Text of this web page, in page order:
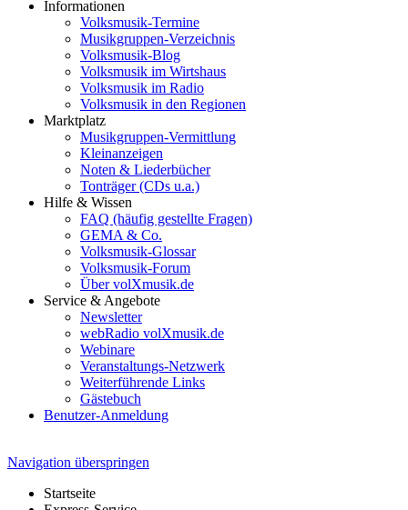
Informationen
Volksmusik-Termine
Musikgruppen-Verzeichnis
Volksmusik-Blog
Volksmusik im Wirtshaus
Volksmusik im Radio
Volksmusik in den Regionen
Marktplatz
Musikgruppen-Vermittlung
Kleinanzeigen
Noten & Liederbücher
Tonträger (CDs u.a.)
Hilfe & Wissen
FAQ (häufig gestellte Fragen)
GEMA & Co.
Volksmusik-Glossar
Volksmusik-Forum
Über volXmusik.de
Service & Angebote
Newsletter
webRadio volXmusik.de
Webinare
Veranstaltungs-Netzwerk
Weiterführende Links
Gästebuch
Benutzer-Anmeldung
Navigation überspringen
Startseite